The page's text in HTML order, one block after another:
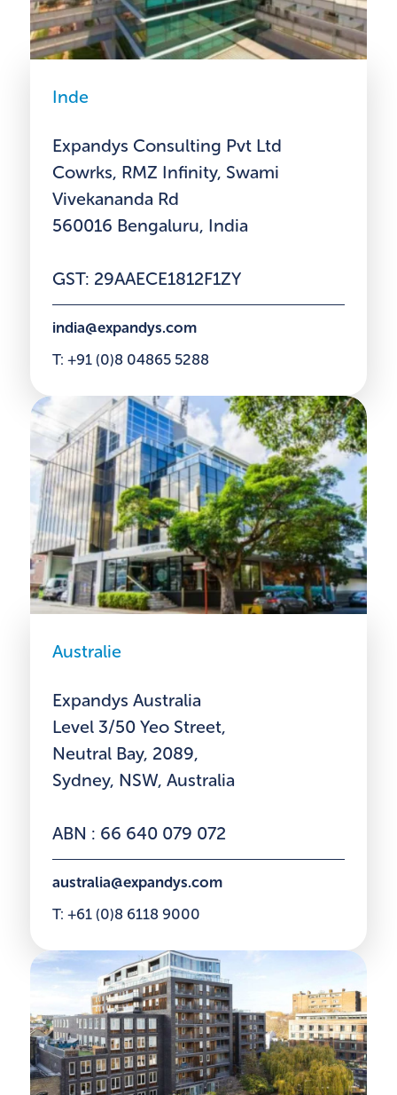
Inde
Expandys Consulting Pvt Ltd
Cowrks, RMZ Infinity, Swami
Vivekananda Rd
560016 Bengaluru, India
GST: 29AAECE1812F1ZY
india@expandys.com
T: +91 (0)8 04865 5288
Australie
Expandys Australia
Level 3/50 Yeo Street,
Neutral Bay, 2089,
Sydney, NSW, Australia
ABN : 66 640 079 072
australia@expandys.com
T: +61 (0)8 6118 9000